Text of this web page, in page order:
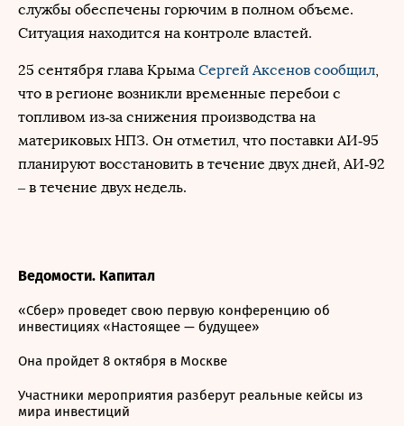
службы обеспечены горючим в полном объеме.
Ситуация находится на контроле властей.
25 сентября глава Крыма Сергей Аксенов сообщил,
что в регионе возникли временные перебои с
топливом из‑за снижения производства на
материковых НПЗ. Он отметил, что поставки АИ‑95
планируют восстановить в течение двух дней, АИ‑92
– в течение двух недель.
Ведомости. Капитал
«Сбер» проведет свою первую конференцию об
инвестициях «Настоящее — будущее»
Она пройдет 8 октября в Москве
Участники мероприятия разберут реальные кейсы из
мира инвестиций